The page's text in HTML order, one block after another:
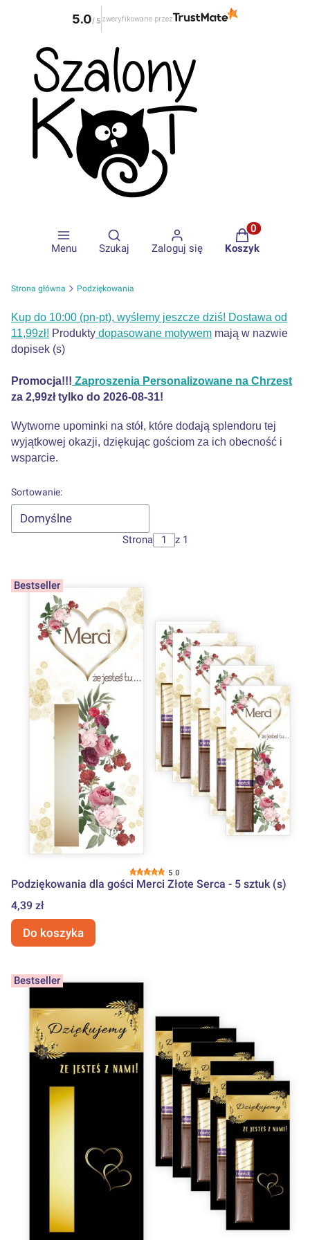
Menu
Otwórz wyszukiwarkę
Szukaj Zaloguj się
Produkty w
Koszyk
Strona główna Podziękowania
Kup do 10:00 (pn-pt), wyślemy jeszcze dziś! Dostawa od
11,99zł! Produkty dopasowane motywem mają w nazwie
dopisek (s)
Promocja!!! Zaproszenia Personalizowane na Chrzest
za 2,99zł tylko do 2026-08-31!
Wytworne upominki na stół, które dodają splendoru tej
wyjątkowej okazji, dziękując gościom za ich obecność i
wsparcie.
Lista produktów
Sortowanie:
Domyślne
Strona z 1
Bestseller
5.0
Podziękowania dla gości Merci Złote Serca - 5 sztuk (s)
Cena
4,39 zł
Do koszyka
Bestseller
5.0/ 5 zweryfikowane przez